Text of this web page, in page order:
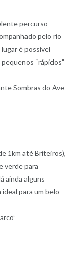
percurso
pelo rio
é possível
“rápidos”
Sombras do Ave
1km até Briteiros),
verde para
ainda alguns
para um belo